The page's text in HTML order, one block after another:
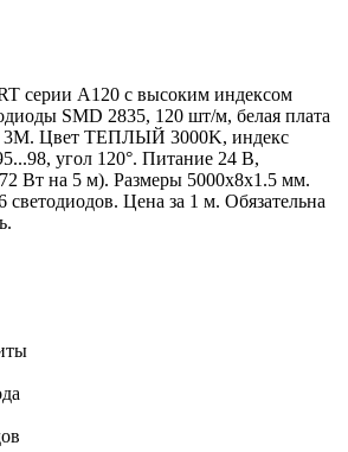
серии A120 с высоким индексом
SMD 2835, 120 шт/м, белая плата
3М. Цвет ТЕПЛЫЙ 3000K, индекс
угол 120°. Питание 24 В,
Вт на 5 м). Размеры 5000х8х1.5 мм.
Цена за 1 м. Обязательна